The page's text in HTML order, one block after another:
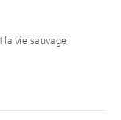
la vie sauvage